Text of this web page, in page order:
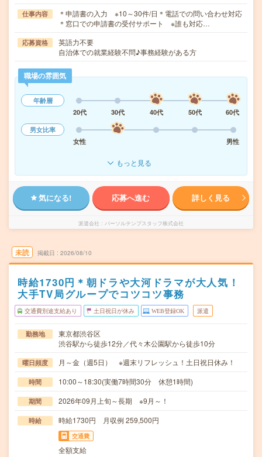
仕事内容
＊申請書の入力 ※10～30件/日＊電話での問い合わせ対応
＊窓口での申請書の受付サポート ※誰も対応…
応募資格
英語力不要
自治体での就業経験不問♪事務経験がある方
職場の雰囲気
年齢層
20代
30代 40代 50代
60代
男女比率
女性
男性
もっと見る
気になる! 応募へ進む 詳しく見る
派遣会社 パーソルテンプスタッフ株式会社
未読 掲載日 2026/08/10
時給1730円＊朝ドラや大河ドラマが大人気！
大手TV局グループでコツコツ事務
交通費別途支給あり 土日祝日が休み WEB登録OK 派遣
勤務地
東京都渋谷区
渋谷駅から徒歩12分／代々木公園駅から徒歩10分
曜日頻度 月～金（週5日） ※週末リフレッシュ！土日祝日休み！
時間 10:00～18:30(実働7時間30分 休憩1時間)
期間 2026年09月上旬～長期 ※9月～！
時給 時給1730円 月収例 259,500円
交通費
全額支給